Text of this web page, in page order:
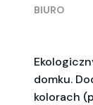
BIURO
domku.
kolorach